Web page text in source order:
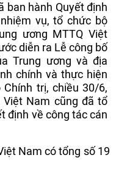
ban hành Quyết định
vụ, tổ chức bộ
ương MTTQ Việt
diễn ra Lễ công bố
Trung ương và địa
chính và thực hiện
Chính trị, chiều 30/6,
Việt Nam cũng đã tổ
định về công tác cán
Nam có tổng số 19